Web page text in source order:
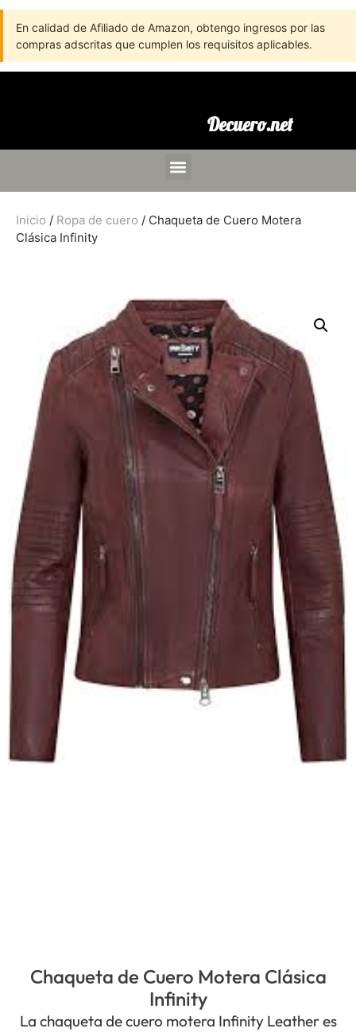
En calidad de Afiliado de Amazon, obtengo ingresos por las
compras adscritas que cumplen los requisitos aplicables.
Decuero.net
Inicio / Ropa de cuero / Chaqueta de Cuero Motera
Clásica Infinity
Chaqueta de Cuero Motera Clásica
Infinity
La chaqueta de cuero motera Infinity Leather es